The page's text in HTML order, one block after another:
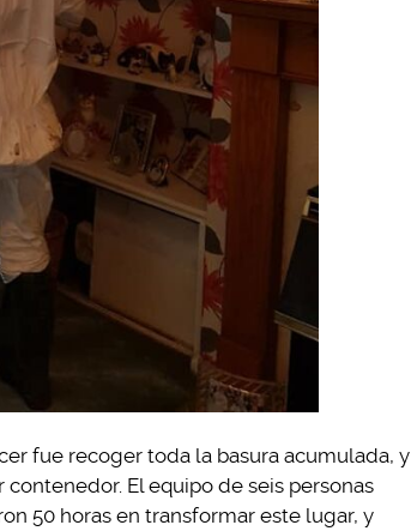
fue recoger toda la basura acumulada, y
El equipo de seis personas
50 horas en transformar este lugar, y